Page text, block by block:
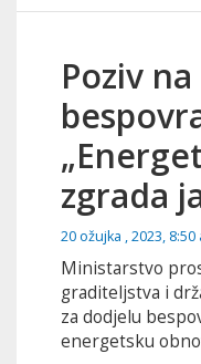
Poziv
zgrada
20 ožujka , 2023, 8:50
Ministarstvo
graditeljstva i
za dodjelu
energetsku